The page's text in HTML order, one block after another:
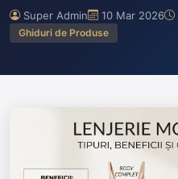
Super Admin 10 Mar 2026
Ghiduri de Produse